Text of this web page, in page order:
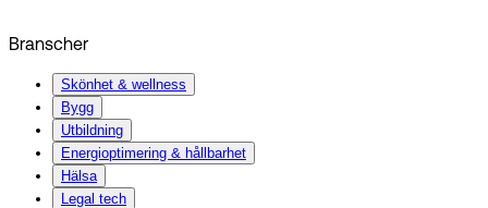
Branscher
Skönhet & wellness
Bygg
Utbildning
Energi­optimering & hållbarhet
Hälsa
Legal tech